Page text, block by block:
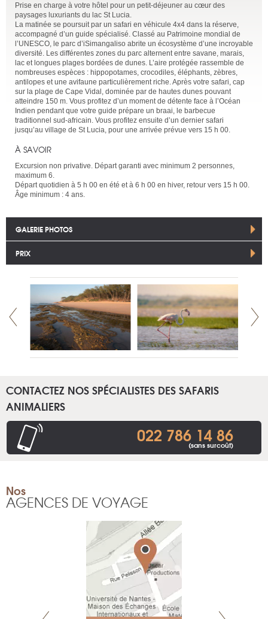
Prise en charge à votre hôtel pour un petit-déjeuner au cœur des
paysages luxuriants du lac St Lucia.
La matinée se poursuit par un safari en véhicule 4x4 dans la réserve,
accompagné d’un guide spécialisé. Classé au Patrimoine mondial de
l’UNESCO, le parc d’iSimangaliso abrite un écosystème d’une incroyable
diversité. Les différentes zones du parc alternent entre savane, marais,
lac et longues plages bordées de dunes. L’aire protégée rassemble de
nombreuses espèces : hippopotames, crocodiles, éléphants, zèbres,
antilopes et une avifaune particulièrement riche. Après votre safari, cap
sur la plage de Cape Vidal, dominée par de hautes dunes pouvant
atteindre 150 m. Vous profitez d’un moment de détente face à l’Océan
Indien pendant que votre guide prépare un braai, le barbecue
traditionnel sud-africain. Vous profitez ensuite d’un dernier safari
jusqu’au village de St Lucia, pour une arrivée prévue vers 15 h 00.
À SAVOIR
Excursion non privative. Départ garanti avec minimum 2 personnes,
maximum 6.
Départ quotidien à 5 h 00 en été et à 6 h 00 en hiver, retour vers 15 h 00.
Âge minimum : 4 ans.
GALERIE PHOTOS
PRIX
CONTACTEZ NOS SPÉCIALISTES DES SAFARIS
ANIMALIERS
022 786 14 86
(sans surcoût)
Nos
AGENCES DE VOYAGE